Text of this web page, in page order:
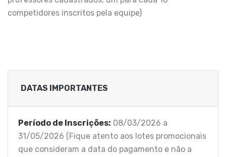
competidores inscritos pela equipe)
DATAS IMPORTANTES
Período de Inscrições: 08/03/2026 a
31/05/2026 (Fique atento aos lotes promocionais
que consideram a data do pagamento e não a